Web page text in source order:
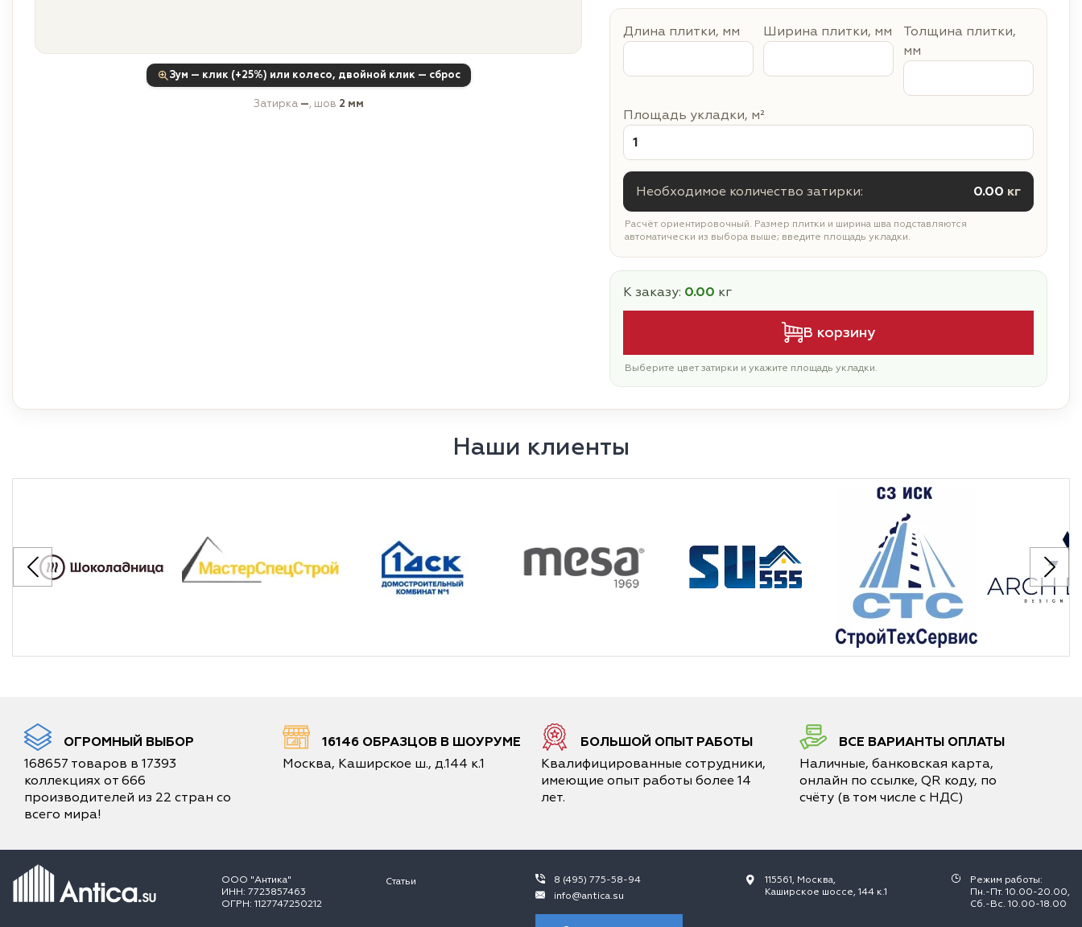
Зум — клик (+25%) или колесо, двойной клик — сброс
Затирка —, шов 2 мм
Длина плитки, мм Ширина плитки, мм
Толщина плитки,
мм
Площадь укладки, м²
Необходимое количество затирки: 0.00 кг
Расчёт ориентировочный. Размер плитки и ширина шва подставляются
автоматически из выбора выше; введите площадь укладки.
К заказу: 0.00 кг
В корзину
Выберите цвет затирки и укажите площадь укладки.
Наши клиенты
ОГРОМНЫЙ ВЫБОР
168657 товаров в 17393
коллекциях от 666
производителей из 22 стран со
всего мира!
16146 ОБРАЗЦОВ В ШОУРУМЕ
Москва, Каширское ш., д.144 к.1
БОЛЬШОЙ ОПЫТ РАБОТЫ
Квалифицированные сотрудники,
имеющие опыт работы более 14
лет.
ВСЕ ВАРИАНТЫ ОПЛАТЫ
Наличные, банковская карта,
онлайн по ссылке, QR коду, по
счёту (в том числе с НДС)
ООО "Антика"
ИНН: 7723857463
ОГРН: 1127747250212
Статьи
8 (495) 775-58-94
info@antica.su
115561, Москва,
Каширское шоссе, 144 к.1
Режим работы:
Пн.-Пт. 10.00-20.00,
Сб.-Вс. 10.00-18.00